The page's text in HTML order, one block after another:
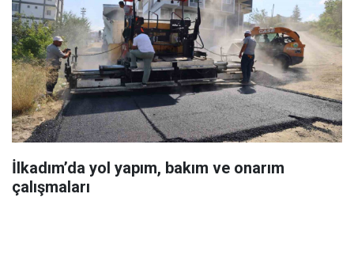
İlkadım’da yol yapım, bakım ve onarım
çalışmaları